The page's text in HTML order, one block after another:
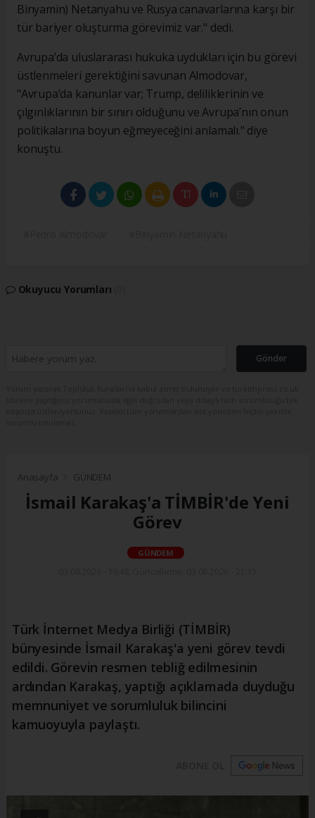
Binyamin) Netanyahu ve Rusya canavarlarına karşı bir
tür bariyer oluşturma görevimiz var." dedi.
Avrupa’da uluslararası hukuka uydukları için bu görevi
üstlenmeleri gerektiğini savunan Almodovar,
"Avrupa’da kanunlar var; Trump, deliliklerinin ve
çılgınlıklarının bir sınırı olduğunu ve Avrupa’nın onun
politikalarına boyun eğmeyeceğini anlamalı." diye
konuştu.
Okuyucu Yorumları
Gönder
Anasayfa GÜNDEM
İsmail Karakaş'a TİMBİR'de Yeni
Görev
GÜNDEM
Türk İnternet Medya Birliği (TİMBİR)
bünyesinde İsmail Karakaş'a yeni görev tevdi
edildi. Görevin resmen tebliğ edilmesinin
ardından Karakaş, yaptığı açıklamada duyduğu
memnuniyet ve sorumluluk bilincini
kamuoyuyla paylaştı.